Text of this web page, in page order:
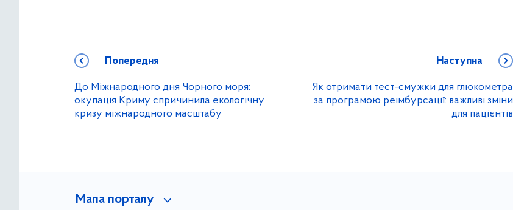
Попередня
До Міжнародного дня Чорного моря:
окупація Криму спричинила екологічну
кризу міжнародного масштабу
Наступна
Як отримати тест-смужки для глюкометра
за програмою реімбурсації: важливі зміни
для пацієнтів
Мапа порталу